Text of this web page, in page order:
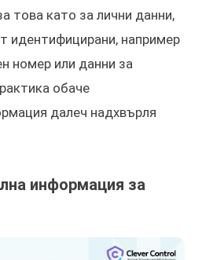
това като за лични данни,
идентифицирани, например
номер или данни за
обаче
далеч надхвърля
информация за